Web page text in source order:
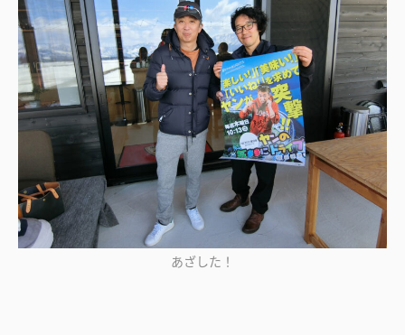
あざした！